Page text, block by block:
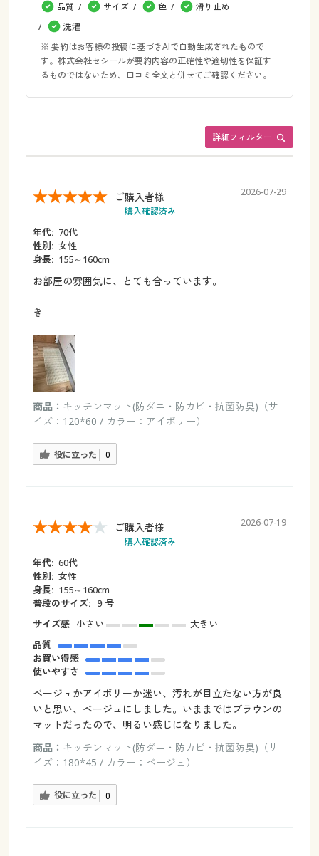
品質 サイズ 色
滑り止め
洗濯
※ 要約はお客様の投稿に基づきAIで自動生成されたもので
す。株式会社セシールが要約内容の正確性や適切性を保証す
るものではないため、口コミ全文と併せてご確認ください。
詳細フィルター
ご購入者様
購入確認済み
2026-07-29
年代: 70代
性別: 女性
身長: 155～160cm
お部屋の雰囲気に、とても合っています。
き
商品： キッチンマット(防ダニ・防カビ・抗菌防臭)（サ
イズ：120*60 / カラー：アイボリー）
役に立った 0
ご購入者様
購入確認済み
2026-07-19
年代: 60代
性別: 女性
身長: 155～160cm
普段のサイズ: ９号
サイズ感 小さい
大きい
品質
お買い得感
使いやすさ
ベージュかアイボリーか迷い、汚れが目立たない方が良
いと思い、ベージュにしました。いままではブラウンの
マットだったので、明るい感じになりました。
商品： キッチンマット(防ダニ・防カビ・抗菌防臭)（サ
イズ：180*45 / カラー：ベージュ）
役に立った 0